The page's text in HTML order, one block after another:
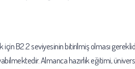
B2.2 seviyesinin bitirilmiş olması
Almanca hazırlık eğitimi,